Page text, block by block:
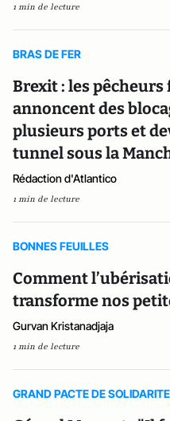
1 min de lecture
BRAS DE FER
Brexit : les pêcheurs
annoncent des
plusieurs ports et
tunnel sous la
Rédaction d'Atlantico
1 min de lecture
BONNES FEUILLES
Comment
transforme nos
Gurvan Kristanadjaja
1 min de lecture
GRAND PACTE DE